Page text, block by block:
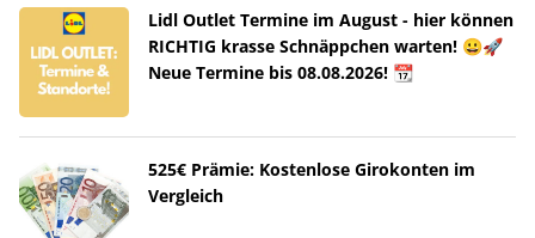
Lidl Outlet Termine im August - hier können
RICHTIG krasse Schnäppchen warten! 😀🚀
Neue Termine bis 08.08.2026! 📆
525€ Prämie: Kostenlose Girokonten im
Vergleich